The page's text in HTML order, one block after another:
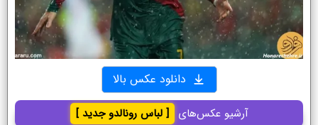
دانلود عکس بالا
آرشیو عکس‌های [ لباس رونالدو جدید ]